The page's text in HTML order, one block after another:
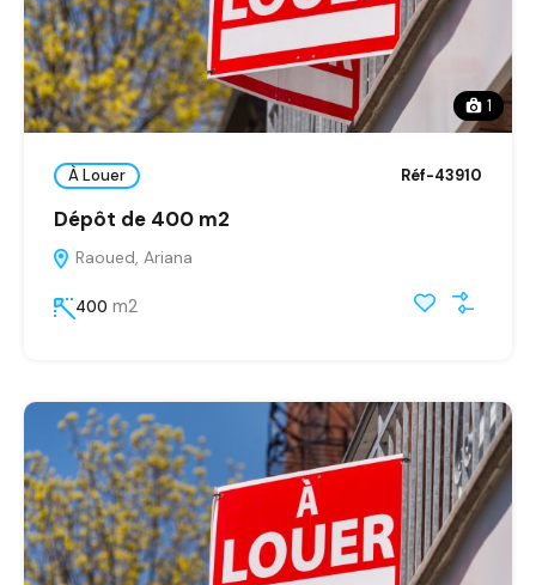
1
À Louer Réf-43910
Dépôt de 400 m2
Raoued, Ariana
400 m2